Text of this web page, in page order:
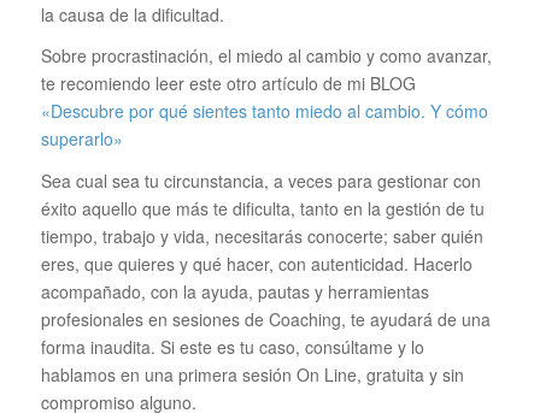
la causa de la dificultad.
Sobre procrastinación, el miedo al cambio y como avanzar,
te recomiendo leer este otro artículo de mi BLOG
«Descubre por qué sientes tanto miedo al cambio. Y cómo
superarlo»
Sea cual sea tu circunstancia, a veces para gestionar con
éxito aquello que más te dificulta, tanto en la gestión de tu
tiempo, trabajo y vida, necesitarás conocerte; saber quién
eres, que quieres y qué hacer, con autenticidad. Hacerlo
acompañado, con la ayuda, pautas y herramientas
profesionales en sesiones de Coaching, te ayudará de una
forma inaudita. Si este es tu caso, consúltame y lo
hablamos en una primera sesión On Line, gratuita y sin
compromiso alguno.